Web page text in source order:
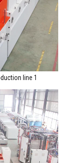
line 1